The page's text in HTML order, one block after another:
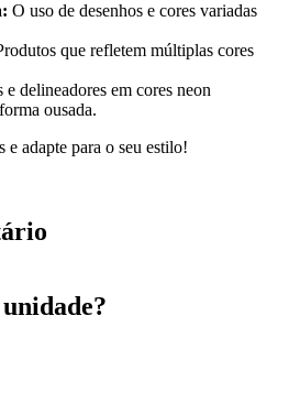
O uso de desenhos e cores variadas
que refletem múltiplas cores
e delineadores em cores neon
ousada.
e adapte para o seu estilo!